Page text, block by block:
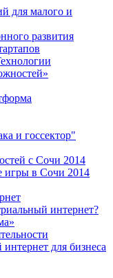
для малого и
развития
и госсектор"
с Сочи 2014
игры в Сочи 2014
интернет?
для бизнеса